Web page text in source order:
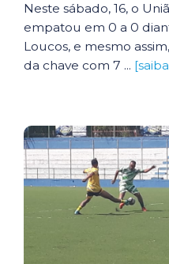
Neste sábado, 16, o
empatou em 0 a 0
Loucos, e mesmo
da chave com 7 ...